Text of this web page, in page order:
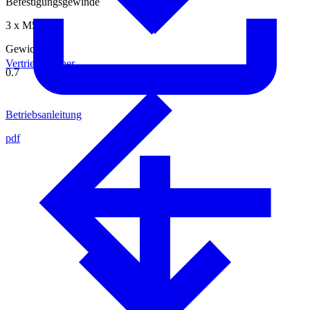
3 x M5
Gewicht [kg]
0.7
Betriebsanleitung
pdf
Vertriebspartner